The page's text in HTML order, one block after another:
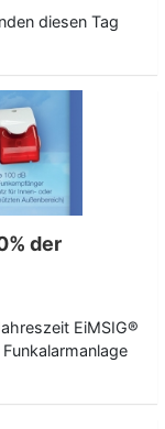
diesen Tag
der
EiMSIG®